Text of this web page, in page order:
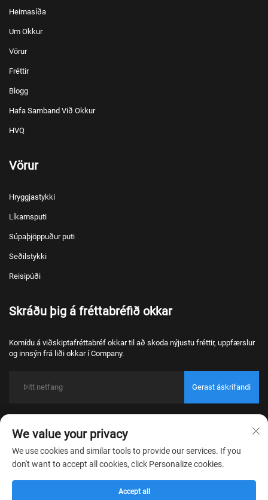
Heimasíða
Um Okkur
Vörur
Fréttir
Blogg
Hafa Samband Við Okkur
HVQ
Vörur
Hryggjastykki
Líkamsputi
Súpaþjöppuður puti
Seðilstykki
Reisipúði
Skráðu þig á fréttabréfið okkar
Komídu á viðskiptafréttabréf okkar til að skoda nýjustu fréttir, uppfærslur
og innsýn frá liði okkar í Company.
Gerast áskrifandi
reserved.
Friðhelgisstefna
We value your privacy
We use cookies and similar tools to provide our services. If you
don't want to accept all cookies, click Personalize cookies.
Accept all